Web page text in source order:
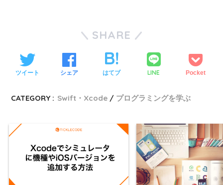
SHARE
ツイート シェア はてブ LINE Pocket
CATEGORY : Swift・Xcode プログラミングを学ぶ